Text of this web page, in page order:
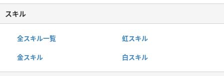
スキル
全スキル一覧 虹スキル
金スキル 白スキル